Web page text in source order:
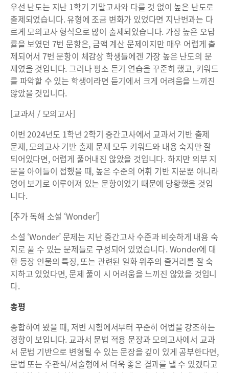
우선 난도는 지난 1학기 기말고사와 다를 것 없이 높은 난도로
출제되었습니다. 유형에 조금 변화가 있었다면 지난번과는 다
르게 모의고사 형식으로 많이 출제되었습니다. 가장 높은 오답
률을 보였던 7번 문항은, 금액 계산 문제이지만 매우 어렵게 출
제되어서 7번 문항이 체감상 학생들에겐 가장 높은 난도의 문
제였을 것입니다. 그러나 평소 듣기 연습을 꾸준히 했고, 키워드
를 파악할 수 있는 학생이라면 듣기에서 크게 어려움을 느끼진
않았을 것입니다.
[교과서 / 모의고사]
이번 2024년도 1학년 2학기 중간고사에서 교과서 기반 출제
문제, 모의고사 기반 출제 문제 모두 키워드와 내용 숙지만 잘
되어있다면, 어렵게 풀어내진 않았을 것입니다. 하지만 외부 지
문을 아이들이 접했을 때, 높은 수준의 어휘 기반 지문뿐 아니라
영어 보기로 이루어져 있는 문항이었기 때문에 당황했을 것입
니다.
[추가 독해 소설 ‘Wonder’]
소설 ‘Wonder’ 문제는 지난 중간고사 수준과 비슷하게 내용 숙
지로 풀 수 있는 문제들로 구성되어 있었습니다. Wonder에 대
한 등장 인물의 특징, 또는 관련된 일화 위주의 줄거리를 잘 숙
지하고 있었다면, 문제 풀이 시 어려움을 느끼진 않았을 것입니
다.
총평
종합하여 봤을 때, 저번 시험에서부터 꾸준히 어법을 강조하는
경향이 보입니다. 교과서 문법 적용 문장과 모의고사에서 교과
서 문법 기반으로 변형될 수 있는 문장을 깊이 있게 공부한다면,
문법 또는 주관식/서술형에서 더욱 좋은 결과를 낼 수 있겠다고